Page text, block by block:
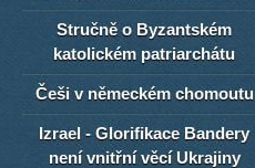
Stručně o Byzantském
katolickém patriarchátu
Češi v německém chomoutu
Izrael - Glorifikace Bandery
není vnitřní věcí Ukrajiny